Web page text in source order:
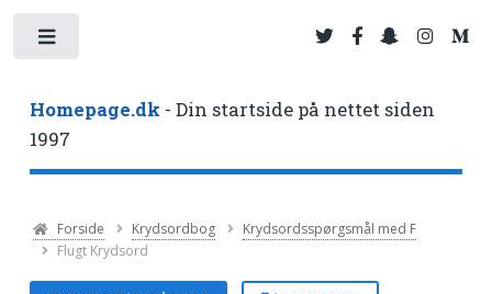
Homepage.dk - Din startside på nettet siden
1997
Forside Krydsordbog
Krydsordsspørgsmål med F
Flugt Krydsord